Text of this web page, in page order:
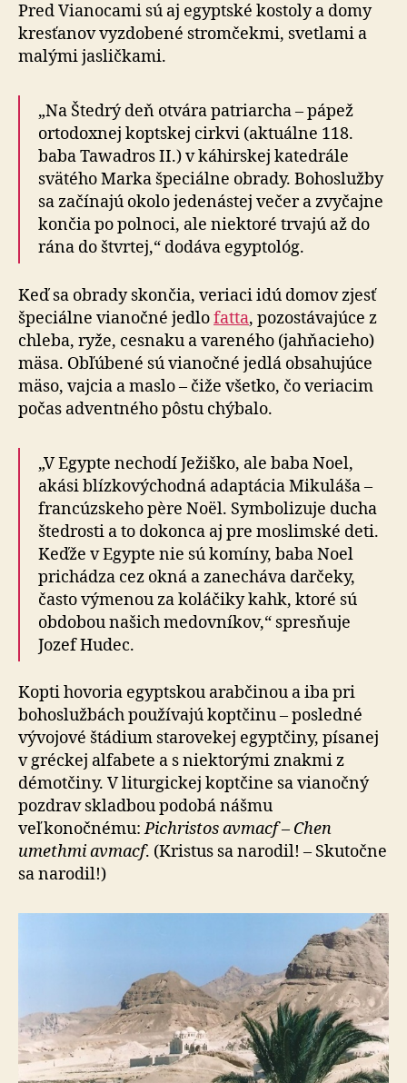
Pred Vianocami sú aj egyptské kostoly a domy
kresťanov vyzdobené stromčekmi, svetlami a
malými jasličkami.
„Na Štedrý deň otvára patriarcha – pápež
ortodoxnej koptskej cirkvi (aktuálne 118.
baba Tawadros II.) v káhirskej katedrále
svätého Marka špeciálne obrady. Bohoslužby
sa začínajú okolo jedenástej večer a zvyčajne
končia po polnoci, ale niektoré trvajú až do
rána do štvrtej,“ dodáva egyptológ.
Keď sa obrady skončia, veriaci idú domov zjesť
špeciálne vianočné jedlofatta, pozostávajúce z
chleba, ryže, cesnaku a vareného (jahňacieho)
mäsa. Obľúbené sú vianočné jedlá obsahujúce
mäso, vajcia a maslo – čiže všetko, čo veriacim
počas adventného pôstu chýbalo.
„V Egypte nechodí Ježiško, ale baba Noel,
akási blízkovýchodná adaptácia Mikuláša –
francúzskeho père Noël. Symbolizuje ducha
štedrosti a to dokonca aj pre moslimské deti.
Keďže v Egypte nie sú komíny, baba Noel
prichádza cez okná a zanecháva darčeky,
často výmenou za koláčiky kahk, ktoré sú
obdobou našich medovníkov,“ spresňuje
Jozef Hudec.
Kopti hovoria egyptskou arabčinou a iba pri
bohoslužbách používajú koptčinu – posledné
vývojové štádium starovekej egyptčiny, písanej
v gréckej alfabete a s niektorými znakmi z
démotčiny. V liturgickej koptčine sa vianočný
pozdrav skladbou podobá nášmu
veľkonočnému:Pichristos avmacf– Chen
umethmi avmacf. (Kristus sa narodil! – Skutočne
sa narodil!)